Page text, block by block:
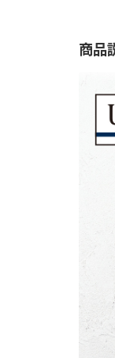
商品